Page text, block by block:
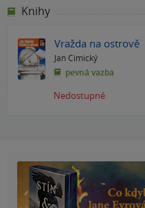
Knihy
Vražda na ostrově
Jan Cimický
pevná vazba
Nedostupné